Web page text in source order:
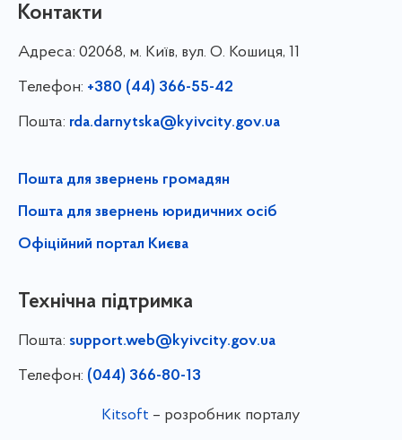
Контакти
Адреса: 02068, м. Київ, вул. О. Кошиця, 11
Телефон: +380 (44) 366-55-42
Пошта: rda.darnytska@kyivcity.gov.ua
Пошта для звернень громадян
Пошта для звернень юридичних осіб
Офіційний портал Києва
Технічна підтримка
Пошта: support.web@kyivcity.gov.ua
Телефон: (044) 366-80-13
Kitsoft – розробник порталу